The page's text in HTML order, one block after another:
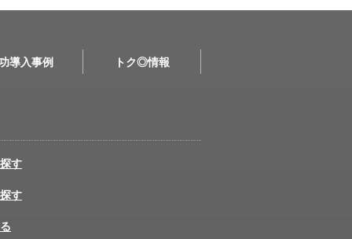
導入事例 トク◎情報
す
す